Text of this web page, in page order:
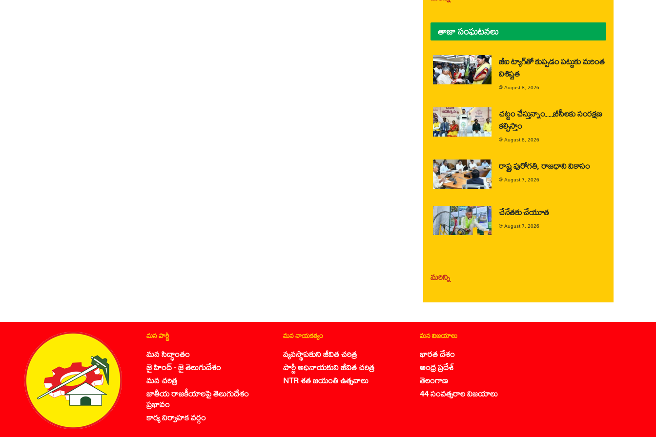
తాజా సంఘటనలు
జీఐ ట్యాగ్‌తో కుప్పడం పట్టుకు మరింత
విశిష్టత
@August 8, 2026
చట్టం చేస్తున్నాం…బీసీలకు సంరక్షణ
కల్పిస్తాం
@August 8, 2026
రాష్ట్ర పురోగతి, రాజధాని వికాసం
@August 7, 2026
చేనేతకు చేయూత
@August 7, 2026
మరిన్ని
మన పార్టీ
మన సిద్ధాంతం
జై హింద్ - జై తెలుగుదేశం
మన చరిత్ర
జాతీయ రాజకీయాలపై తెలుగుదేశం
ప్రభావం
కార్య నిర్వాహక వర్గం
మన నాయకత్వం
వ్యవస్థాపకుని జీవిత చరిత్ర
పార్టీ అధినాయకుని జీవిత చరిత్ర
NTR శత జయంతి ఉత్సవాలు
మన విజయాలు
భారత దేశం
ఆంధ్ర ప్రదేశ్
తెలంగాణ
44 సంవత్సరాల విజయాలు